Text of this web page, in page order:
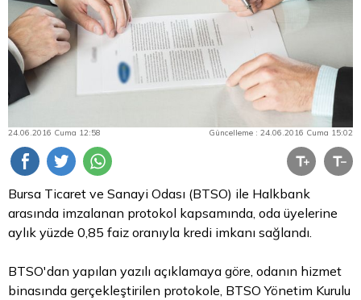
24.06.2016 Cuma 12:58 Güncelleme : 24.06.2016 Cuma 15:02
Bursa Ticaret ve Sanayi Odası (BTSO) ile Halkbank
arasında imzalanan protokol kapsamında, oda üyelerine
aylık yüzde 0,85 faiz oranıyla kredi imkanı sağlandı.
BTSO'dan yapılan yazılı açıklamaya göre, odanın hizmet
binasında gerçekleştirilen protokole, BTSO Yönetim Kurulu